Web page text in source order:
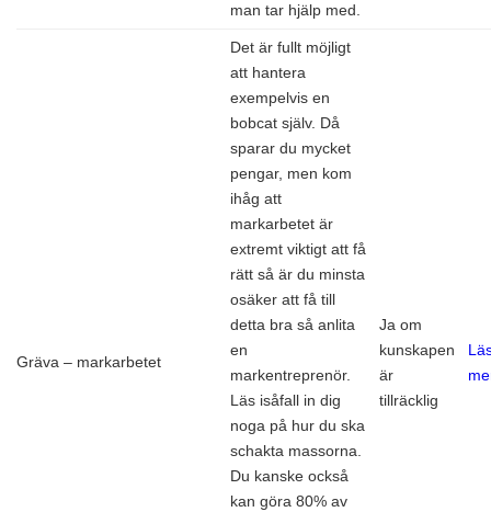
man tar hjälp med.
Gräva – markarbetet
Det är fullt möjligt
att hantera
exempelvis en
bobcat själv. Då
sparar du mycket
pengar, men kom
ihåg att
markarbetet är
extremt viktigt att få
rätt så är du minsta
osäker att få till
detta bra så anlita
en
markentreprenör.
Läs isåfall in dig
noga på hur du ska
schakta massorna.
Du kanske också
kan göra 80% av
Ja om
kunskapen
är
tillräcklig